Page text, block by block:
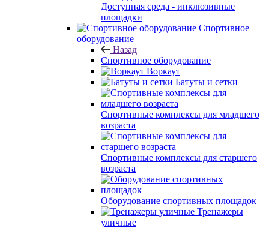
Доступная среда - инклюзивные
площадки
Спортивное
оборудование
Назад
Спортивное оборудование
Воркаут
Батуты и сетки
Спортивные комплексы для младшего
возраста
Спортивные комплексы для старшего
возраста
Оборудование спортивных площадок
Тренажеры
уличные